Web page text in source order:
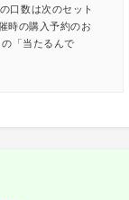
口数は次のセット
時の購入予約のお
「当たるんで